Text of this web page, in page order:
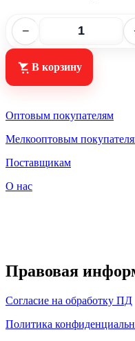
−
В корзину
Оптовым покупателям
Мелкооптовым
Поставщикам
О нас
Правовая
Согласие на обработку ПД
Политика